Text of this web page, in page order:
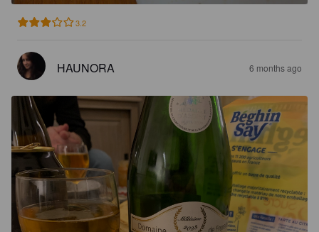
3.2
HAUNORA 6 months ago